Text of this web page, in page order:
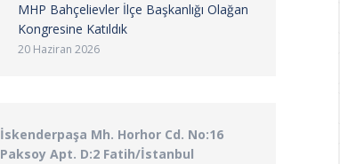
MHP Bahçelievler İlçe Başkanlığı Olağan
Kongresine Katıldık
20 Haziran 2026
İskenderpaşa Mh. Horhor Cd. No:16
Paksoy Apt. D:2 Fatih/İstanbul